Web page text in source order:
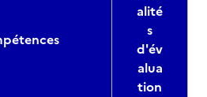
alité
s
d'év
alua
tion